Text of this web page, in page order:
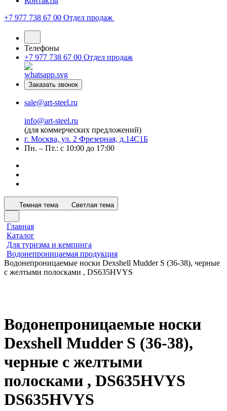
+7 977 738 67 00 Отдел продаж
Телефоны
+7 977 738 67 00 Отдел продаж
Заказать звонок
sale@art-steel.ru
info@art-steel.ru
(для коммерческих предложений)
г. Москва, ул. 2 Фрезерная, д.14С1Б
Пн. – Пт.: с 10:00 до 17:00
Темная тема Светлая тема
Главная
Каталог
Для туризма и кемпинга
Водонепроницаемая продукция
Водонепроницаемые носки Dexshell Mudder S (36-38), черные
с желтыми полосками , DS635HVYS
Водонепроницаемые носки
Dexshell Mudder S (36-38),
черные с желтыми
полосками , DS635HVYS
DS635HVYS